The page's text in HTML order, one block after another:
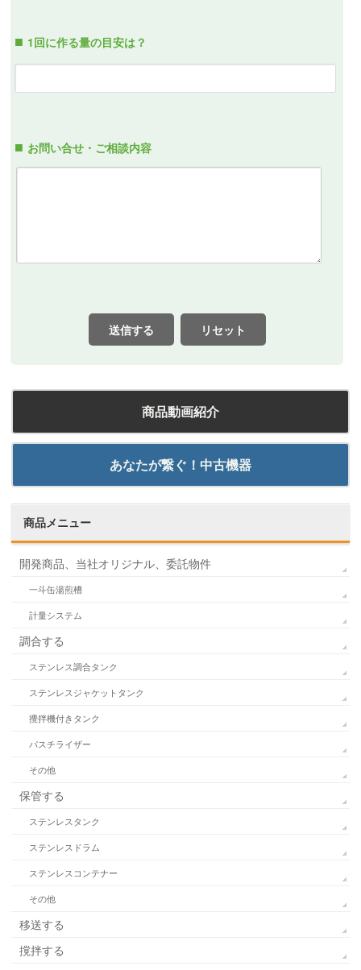
1回に作る量の目安は？
お問い合せ・ご相談内容
送信する リセット
商品動画紹介
あなたが繋ぐ！中古機器
商品メニュー
開発商品、当社オリジナル、委託物件
一斗缶湯煎槽
計量システム
調合する
ステンレス調合タンク
ステンレスジャケットタンク
攪拌機付きタンク
パスチライザー
その他
保管する
ステンレスタンク
ステンレスドラム
ステンレスコンテナー
その他
移送する
撹拌する